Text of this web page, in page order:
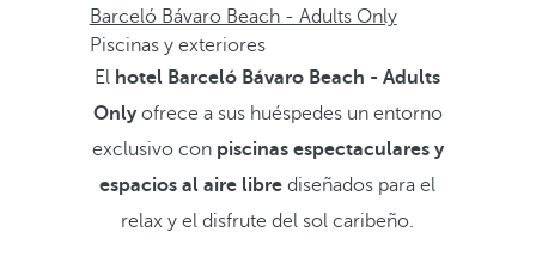
Barceló Bávaro Beach - Adults Only
Piscinas y exteriores
El hotel Barceló Bávaro Beach - Adults
Onlyofrece a sus huéspedes un entorno
exclusivo con piscinas espectaculares y
espacios al aire libre diseñados para el
relax y el disfrute del sol caribeño.